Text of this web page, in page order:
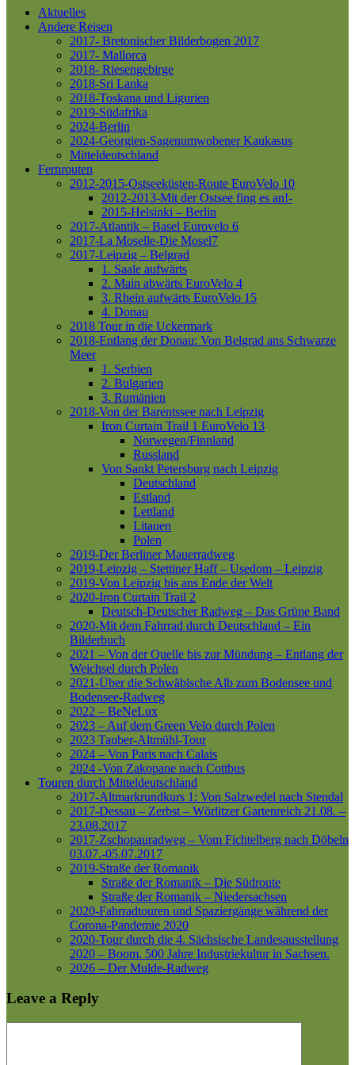
Aktuelles
Andere Reisen
2017- Bretonischer Bilderbogen 2017
2017- Mallorca
2018- Riesengebirge
2018-Sri Lanka
2018-Toskana und Ligurien
2019-Südafrika
2024-Berlin
2024-Georgien-Sagenumwobener Kaukasus
Mitteldeutschland
Fernrouten
2012-2015-Ostseeküsten-Route EuroVelo 10
2012-2013-Mit der Ostsee fing es an!-
2015-Helsinki – Berlin
2017-Atlantik – Basel Eurovelo 6
2017-La Moselle-Die Mosel7
2017-Leipzig – Belgrad
1. Saale aufwärts
2. Main abwärts EuroVelo 4
3. Rhein aufwärts EuroVelo 15
4. Donau
2018 Tour in die Uckermark
2018-Entlang der Donau: Von Belgrad ans Schwarze
Meer
1. Serbien
2. Bulgarien
3. Rumänien
2018-Von der Barentssee nach Leipzig
Iron Curtain Trail 1 EuroVelo 13
Norwegen/Finnland
Russland
Von Sankt Petersburg nach Leipzig
Deutschland
Estland
Lettland
Litauen
Polen
2019-Der Berliner Mauerradweg
2019-Leipzig – Stettiner Haff – Usedom – Leipzig
2019-Von Leipzig bis ans Ende der Welt
2020-Iron Curtain Trail 2
Deutsch-Deutscher Radweg – Das Grüne Band
2020-Mit dem Fahrrad durch Deutschland – Ein
Bilderbuch
2021 – Von der Quelle bis zur Mündung – Entlang der
Weichsel durch Polen
2021-Über die Schwäbische Alb zum Bodensee und
Bodensee-Radweg
2022 – BeNeLux
2023 – Auf dem Green Velo durch Polen
2023 Tauber-Altmühl-Tour
2024 – Von Paris nach Calais
2024 -Von Zakopane nach Cottbus
Touren durch Mitteldeutschland
2017-Altmarkrundkurs 1: Von Salzwedel nach Stendal
2017-Dessau – Zerbst – Wörlitzer Gartenreich 21.08. –
23.08.2017
2017-Zschopauradweg – Vom Fichtelberg nach Döbeln
03.07.-05.07.2017
2019-Straße der Romanik
Straße der Romanik – Die Südroute
Straße der Romanik – Niedersachsen
2020-Fahrradtouren und Spaziergänge während der
Corona-Pandemie 2020
2020-Tour durch die 4. Sächsische Landesausstellung
2020 – Boom. 500 Jahre Industriekultur in Sachsen.
2026 – Der Mulde-Radweg
Leave a Reply